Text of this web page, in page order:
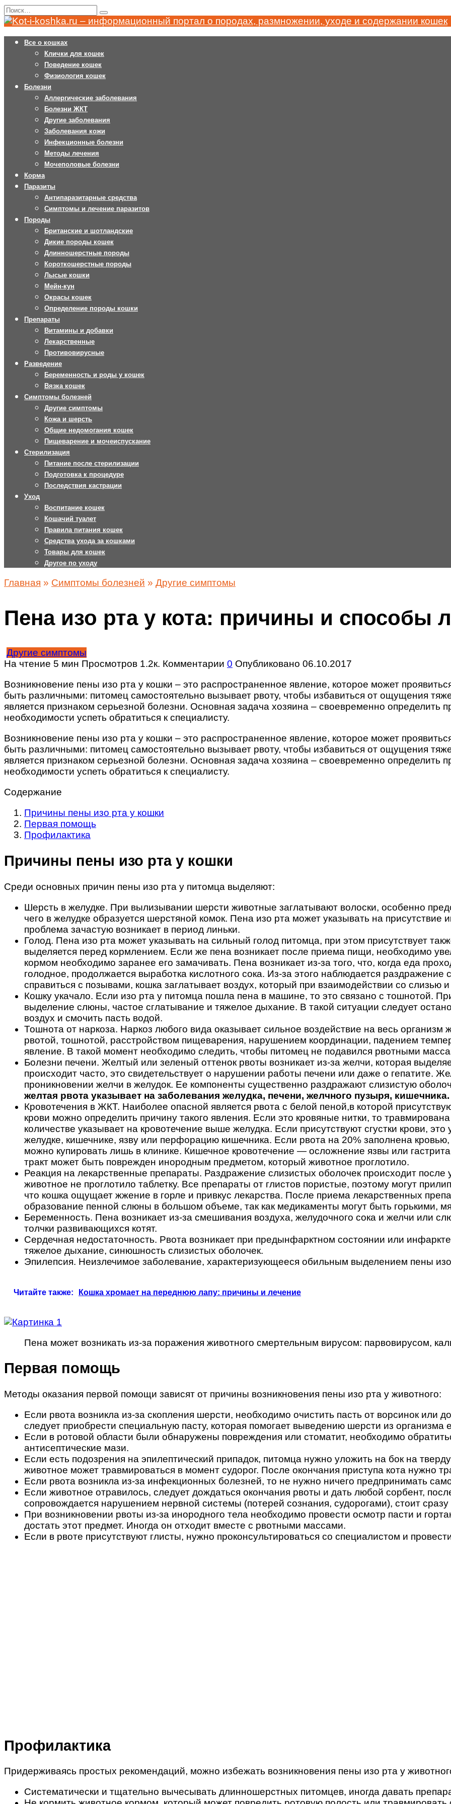
Перейти
к
Search
for:
Все о кошках
Клички для кошек
Поведение кошек
Физиология кошек
Болезни
Аллергические заболевания
Болезни ЖКТ
Другие заболевания
Заболевания кожи
Инфекционные болезни
Методы лечения
Мочеполовые болезни
Корма
Паразиты
Антипаразитарные средства
Симптомы и лечение паразитов
Породы
Британские и шотландские
Дикие породы кошек
Длинношерстные породы
Короткошерстные породы
Лысые кошки
Мейн-кун
Окрасы кошек
Определение породы кошки
Препараты
Витамины и добавки
Лекарственные
Противовирусные
Разведение
Беременность и роды у кошек
Вязка кошек
Симптомы болезней
Другие симптомы
Кожа и шерсть
Общие недомогания кошек
Пищеварение и мочеиспускание
Стерилизация
Питание после стерилизации
Подготовка к процедуре
Последствия кастрации
Уход
Воспитание кошек
Кошачий туалет
Правила питания кошек
Средства ухода за кошками
Товары для кошек
Другое по уходу
Главная » Симптомы болезней » Другие симптомы
Пена изо рта у кота: причины и способы
Другие симптомы
На чтение 5 мин Просмотров 1.2к. Комментарии 0 Опубликовано 06.10.2017
Возникновение пены изо рта у кошки – это распространенное явление, которое может
быть различными: питомец самостоятельно вызывает рвоту, чтобы избавиться от ощущения
является признаком серьезной болезни. Основная задача хозяина – своевременно определить
необходимости успеть обратиться к специалисту.
Возникновение пены изо рта у кошки – это распространенное явление, которое может
быть различными: питомец самостоятельно вызывает рвоту, чтобы избавиться от ощущения
является признаком серьезной болезни. Основная задача хозяина – своевременно определить
необходимости успеть обратиться к специалисту.
Содержание
Причины пены изо рта у кошки
Первая помощь
Профилактика
Причины пены изо рта у кошки
Среди основных причин пены изо рта у питомца выделяют:
Шерсть в желудке. При вылизывании шерсти животные заглатывают волоски, особенно
чего в желудке образуется шерстяной комок. Пена изо рта может указывать на присутствие
проблема зачастую возникает в период линьки.
Голод. Пена изо рта может указывать на сильный голод питомца, при этом присутствует
выделяется перед кормлением. Если же пена возникает после приема пищи, необходимо
кормом необходимо заранее его замачивать. Пена возникает из-за того, что, когда еда
голодное, продолжается выработка кислотного сока. Из-за этого наблюдается раздражение
справиться с позывами, кошка заглатывает воздух, который при взаимодействии со слизью
Кошку укачало. Если изо рта у питомца пошла пена в машине, то это связано с тошнотой.
выделение слюны, частое сглатывание и тяжелое дыхание. В такой ситуации следует
воздух и смочить пасть водой.
Тошнота от наркоза. Наркоз любого вида оказывает сильное воздействие на весь организм
рвотой, тошнотой, расстройством пищеварения, нарушением координации, падением
явление. В такой момент необходимо следить, чтобы питомец не подавился рвотными
Болезни печени. Желтый или зеленый оттенок рвоты возникает из-за желчи, которая
происходит часто, это свидетельствует о нарушении работы печени или даже о гепатите.
проникновении желчи в желудок. Ее компоненты существенно раздражают слизистую
желтая рвота указывает на заболевания желудка, печени, желчного пузыря, кишечника.
Кровотечения в ЖКТ. Наиболее опасной является рвота с белой пеной,в которой
крови можно определить причину такого явления. Если это кровяные нитки, то
количестве указывает на кровотечение выше желудка. Если присутствуют сгустки крови,
желудке, кишечнике, язву или перфорацию кишечника. Если рвота на 20% заполнена
можно купировать лишь в клинике. Кишечное кровотечение — осложнение язвы или
тракт может быть поврежден инородным предметом, который животное проглотило.
Реакция на лекарственные препараты. Раздражение слизистых оболочек происходит после
животное не проглотило таблетку. Все препараты от глистов пористые, поэтому могут
что кошка ощущает жжение в горле и привкус лекарства. После приема лекарственных
образование пенной слюны в большом объеме, так как медикаменты могут быть горькими,
Беременность. Пена возникает из-за смешивания воздуха, желудочного сока и желчи или
толчки развивающихся котят.
Сердечная недостаточность. Рвота возникает при предынфарктном состоянии или
тяжелое дыхание, синюшность слизистых оболочек.
Эпилепсия. Неизлечимое заболевание, характеризующееся обильным выделением пены
Читайте также: Кошка хромает на переднюю лапу: причины и лечение
Пена может возникать из-за поражения животного смертельным вирусом: парвовирусом,
Первая помощь
Методы оказания первой помощи зависят от причины возникновения пены изо рта у животного:
Если рвота возникла из-за скопления шерсти, необходимо очистить пасть от ворсинок или
следует приобрести специальную пасту, которая помогает выведению шерсти из организма
Если в ротовой области были обнаружены повреждения или стоматит, необходимо
антисептические мази.
Если есть подозрения на эпилептический припадок, питомца нужно уложить на бок на
животное может травмироваться в момент судорог. После окончания приступа кота нужно
Если рвота возникла из-за инфекционных болезней, то не нужно ничего предпринимать
Если животное отравилось, следует дождаться окончания рвоты и дать любой сорбент,
сопровождается нарушением нервной системы (потерей сознания, судорогами), стоит сразу
При возникновении рвоты из-за инородного тела необходимо провести осмотр пасти и
достать этот предмет. Иногда он отходит вместе с рвотными массами.
Если в рвоте присутствуют глисты, нужно проконсультироваться со специалистом и
Профилактика
Придерживаясь простых рекомендаций, можно избежать возникновения пены изо рта у
Систематически и тщательно вычесывать длинношерстных питомцев, иногда давать